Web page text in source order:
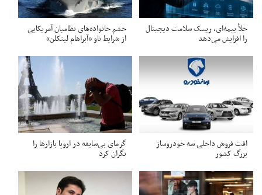
خلأ بیمه‌ای، ریسک سلامت دیجیتال
را افزایش می‌دهد
خشم خانواده‌های نظامیان آمریکایی
از شرایط ناو «آبراهام لینکلن»
افت فروش داخلی سه خودروساز
بزرگ کشور
گرمای بی‌سابقه در اروپا بازارها را
نگران کرد